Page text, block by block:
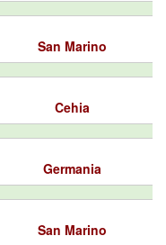
San Marino
Cehia
Germania
San Marino